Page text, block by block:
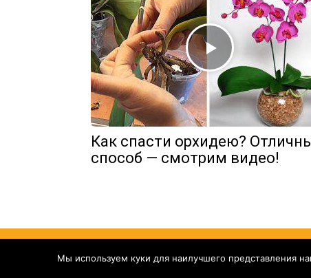
Как спасти орхидею?
способ — смотрим видео!
Смешное
Познавательное Видео
Мы используем куки для наилучшего представления